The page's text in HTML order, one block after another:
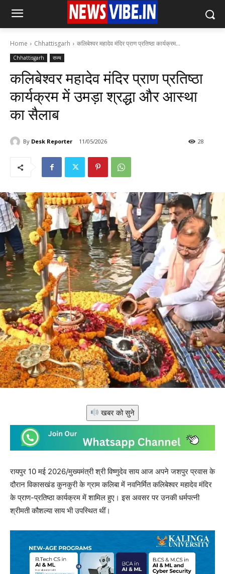
Home Chhattisgarh कलिबेश्वर महादेव मंदिर प्राण प्रतिष्ठा कार्यक्रम...
Chhattisgarh राज्य
कलिबेश्वर महादेव मंदिर प्राण प्रतिष्ठा
कार्यक्रम में उमड़ा श्रद्धा और आस्था
का सैलाब
By Desk Reporter 11/05/2026 28
खबर को सुने
रायपुर 10 मई 2026/मुख्यमंत्री श्री विष्णुदेव साय आज अपने जशपुर प्रवास के
दौरान विकासखंड कुनकुरी के ग्राम कलिबा में नवनिर्मित कलिबेश्वर महादेव मंदिर
के प्राण-प्रतिष्ठा कार्यक्रम में शामिल हुए। इस अवसर पर उनकी धर्मपत्नी
श्रीमती कौशल्या साय भी उपस्थित थीं।